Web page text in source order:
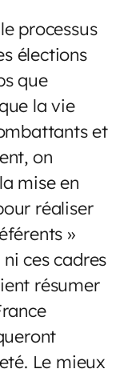
processus
élections
que
la vie
et
on
mise en
réaliser
»
ces cadres
résumer
Le mieux